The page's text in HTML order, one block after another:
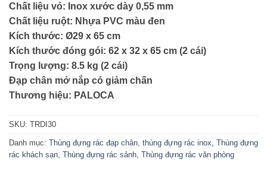
Chất liệu vỏ: Inox xước dày 0,55 mm
Chất liệu ruột: Nhựa PVC màu đen
Kích thước: Ø29 x 65 cm
Kích thước đóng gói: 62 x 32 x 65 cm (2 cái)
Trọng lượng: 8.5 kg (2 cái)
Đạp chân mở nắp có giảm chấn
Thương hiệu: PALOCA
SKU: TRDI30
Danh mục: Thùng đựng rác đạp chân thùng đựng rác inox Thùng đựng
rác khách sạn Thùng đựng rác sảnh Thùng đựng rác văn phòng